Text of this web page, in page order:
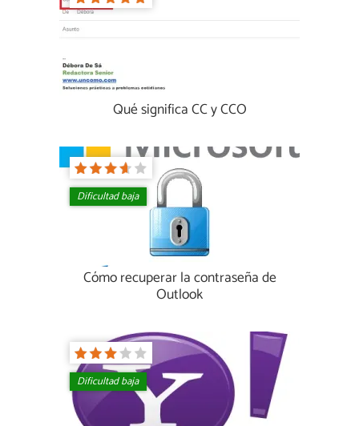
Qué significa CC y CCO
Dificultad baja
Cómo recuperar la contraseña de
Outlook
Dificultad baja